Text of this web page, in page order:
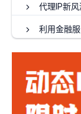
代理IP新风
利用金融